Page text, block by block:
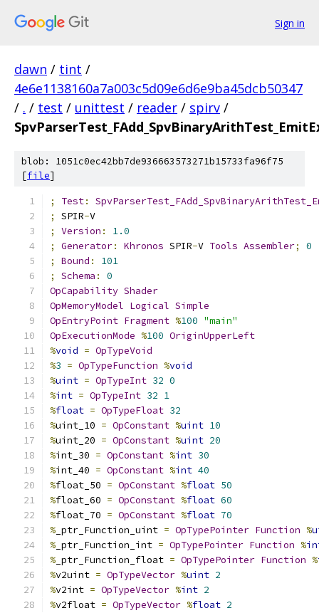
Sign in
dawn / tint /
4e6e1138160a7a003c5d09e6d6e9ba45dcb50347
/ . / test / unittest / reader / spirv /
blob: 1051c0ec42bb7de936663573271b15733fa96f75
[file]
; Test:
;
SPIR-V
;
Version :
1.0
;
Generator: Khronos SPIR-V Tools Assembler;
0
;
Bound :
101
;
Schema :
0
OpCapability Shader
OpMemoryModel Logical Simple
OpEntryPoint Fragment %100 "main"
OpExecutionMode %100 OriginUpperLeft
%void = OpTypeVoid
%3 = OpTypeFunction %void
%uint = OpTypeInt 32 0
%int = OpTypeInt 32 1
%float = OpTypeFloat 32
%uint_10 = OpConstant %uint 10
%uint_20 = OpConstant %uint 20
%int_30 = OpConstant %int 30
%int_40 = OpConstant %int 40
%float_50 = OpConstant %float 50
%float_60 = OpConstant %float 60
%float_70 = OpConstant %float 70
% _ptr_Function_uint = OpTypePointer Function %
% _ptr_Function_int = OpTypePointer Function %
% _ptr_Function_float = OpTypePointer Function %
%v2uint = OpTypeVector %uint 2
%v2int = OpTypeVector %int 2
%v2float = OpTypeVector %float 2